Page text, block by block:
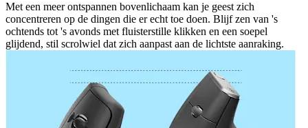
Met een meer ontspannen bovenlichaam kan je geest zich
concentreren op de dingen die er echt toe doen. Blijf zen van 's
ochtends tot 's avonds met fluisterstille klikken en een soepel
glijdend, stil scrolwiel dat zich aanpast aan de lichtste aanraking.